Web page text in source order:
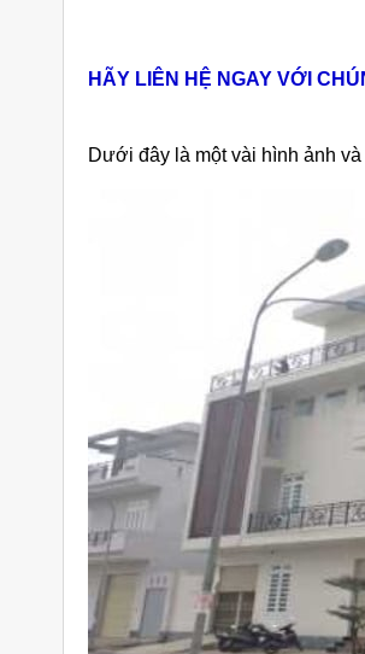
HÃY LIÊN HỆ NGAY VỚI
Dưới đây là một vài hình ảnh và